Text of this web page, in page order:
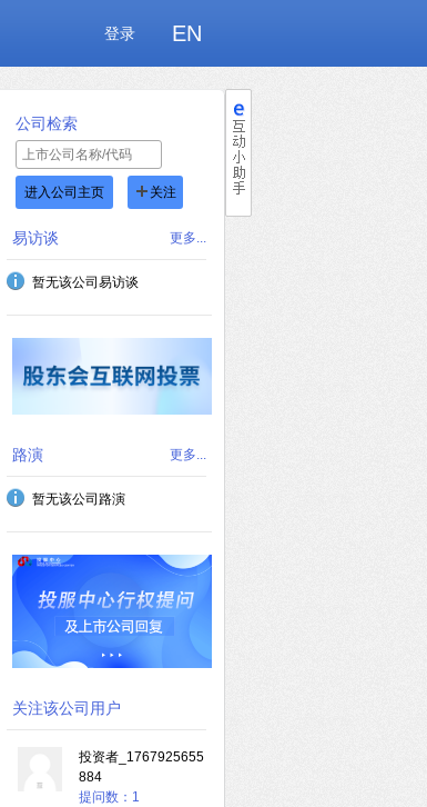
登录 EN
公司检索
进入公司主页 关注
易访谈 更多...
暂无该公司易访谈
路演 更多...
暂无该公司路演
关注该公司用户
投资者_1767925655
884
提问数：1